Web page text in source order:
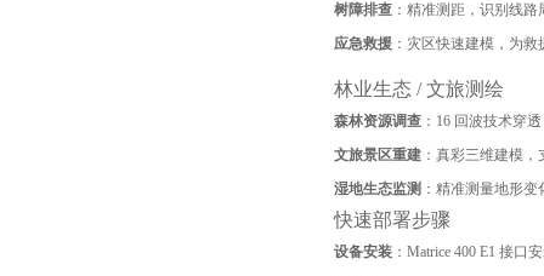
树障排查 ：精准测距，识别线
应急救援 ：灾区快速建模，为
林业生态 / 文旅测绘
森林资源调查 ：16 回波技术穿
文旅景区重建 ：真彩三维建模
湿地生态监测 ：精准测量地形
快速部署步骤
设备安装 ：Matrice 400 E1 接口